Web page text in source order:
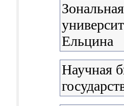
Ельцина
Научная